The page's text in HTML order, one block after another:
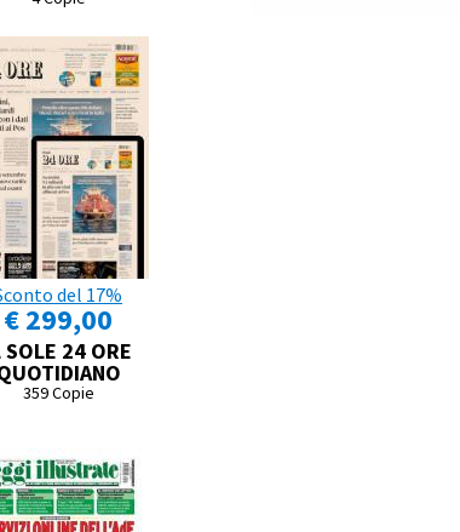
del 17%
€ 299,00
SOLE 24 ORE
359 Copie